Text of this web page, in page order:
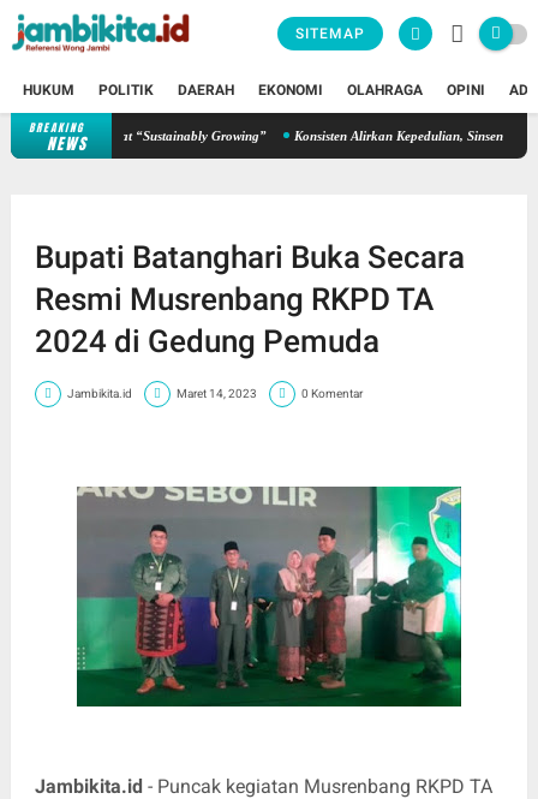
SITEMAP
HUKUM POLITIK DAERAH EKONOMI OLAHRAGA OPINI
BREAKING
NEWS
Semangat “Sustainably Growing” Konsisten Alirkan Kepedulian, Sinsen Gelar
Bupati Batanghari Buka Secara
Resmi Musrenbang RKPD TA
2024 di Gedung Pemuda
Jambikita.id Maret 14, 2023 0 Komentar
Jambikita.id- Puncak kegiatan Musrenbang RKPD TA